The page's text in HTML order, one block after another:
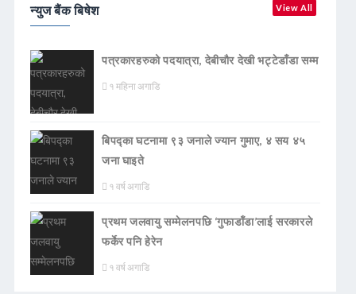
न्युज बैंक बिषेश View All
पत्रकारहरुको पदयात्रा, देबीचौर देखी भट्टेडाँडा सम्म
१ महिना अगाडि
बिपद्का घटनामा ९३ जनाले ज्यान गुमाए, ४ सय ४५
जना घाइते
१ वर्ष अगाडि
प्रथम जलवायु सम्मेलनपछि ‘गुफाडाँडा’लाई सरकारले
फर्केर पनि हेरेन
१ वर्ष अगाडि